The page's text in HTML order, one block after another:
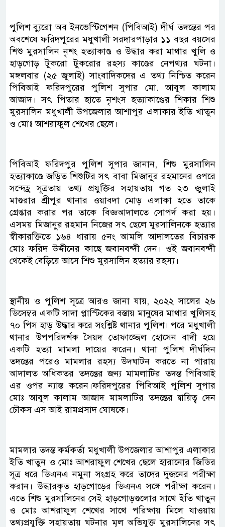
পুলিশ ব্যুরো অব ইনভেস্টিগেশন (পিবিআই) দীর্ঘ তদন্তের পর
অবশেষে ফরিদপুরের মধুখালী সরদারপাড়ার ১১ বছর বয়সের
শিশু মুরসালিন নৃশং হত্যাকাণ্ড ও উদ্ধার করা মাথার খুলি ও
হাড়গোড় টুকরো টুকরোর রহস্য কাণ্ডের নেপথ্যর ঘটনা।
মঙ্গলবার (২৫ জুলাই) সাংবাদিকদের এ তথ্য নিশ্চিত করেন
পিবিআই ফরিদপুরের পুলিশ সুপার মো. আবুল কালাম
আজাদ। সৎ পিতার হাতে নৃশংস হত্যাকাণ্ডের শিকার শিশু
মুরসালিন মধুখালী উপজেলার আশাপুর এলাকার ইতি খাতুন
ও মোঃ আশরাফুল শেখের ছেলে।
পিবিআই ফরিদপুর পুলিশ সুপার জানান, শিশু মুরসালিন
হত্যাকাণ্ডে জড়িত শিশুটির সৎ বাবা মিজানুর রহমানের ওপরে
সন্দেহ্র সূত্রতায় তথ্য প্রযুক্তির সহায়তায় গত ২৩ জুলাই
মাগুরার শ্রীপুর থানার ওয়াবদা মোড় এলাকা হতে তাকে
গ্রেপ্তার করার পর তাকে বিজ্ঞআদালতে সোপর্দ করা হয়।
এসময় মিজানুর রহমান নিজের সৎ ছেলে মুরসালিনকে হত্যার
স্বীকারক্তিতে ১৬৪ ধারায় ৫নং আমলি আদালতের বিচারক
মোঃ ফরিদ উদ্দীনের কাছে জবানবন্দী দেন। ওই জবানবন্দী
থেকেই বেড়িয়ে আসে শিশু মুরসালিন হত্যার রহস্য।
স্থানীয় ও পুলিশ সূত্রে আরও জানা যায়, ২০২২ সালের ২৬
ডিসেম্বর একটি সাদা প্লাস্টিকের বস্তায় মানুষের মাথার খুলিসহ
৭০ পিস হাড় উদ্ধার করে সংশ্লিষ্ট থানার পুলিশ। পরে মধুখালী
থানার উপপরিদর্শক সৈয়দ তোফাজ্জেল হোসেন বাদী হয়ে
একটি হত্যা মামলা দায়ের করেন। থানা পুলিশ দীর্ঘদিন
তদন্তের পরেও মামলার রহস্য উদ্ঘাটন করতে না পারায়
আদালত অধিকতর তদন্তের জন্য মামলাটির তদন্ত পিবিআই
এর ওপর ন্যাস্ত করেন।ফরিদপুরের পিবিআই পুলিশ সুপার
মোঃ আবুল কালাম আজাদ মামলাটির তদন্তের দ্বায়িত্ব দেন
চৌকস এস আই রামপ্রসাদ ঘোষকে।
মামলার তদন্ত কর্মকর্তা মধুখালী উপজেলার আশাপুর এলাকার
ইতি খাতুন ও মোঃ আশরাফুল শেখের ছেলে হারানোর জিডির
সূত্র ধরে ডিএনএ নমুনা সংগ্রহ করে তাদের দুজনের পরীক্ষা
করান। উদ্ধারকৃত হাড়গোড়ের ডিএনএ সঙ্গে পরীক্ষা করেন।
এতে শিশু মুরসালিনের সেই হাড়গোড়গুলোর সাথে ইতি খাতুন
ও মোঃ আশরাফুল শেখের সাথে পরিক্ষায় মিলে যাওয়ায়
তথ্যপ্রযুক্তি সহায়তায় ঘটনার মূল অভিযুক্ত মুরসালিনের সৎ